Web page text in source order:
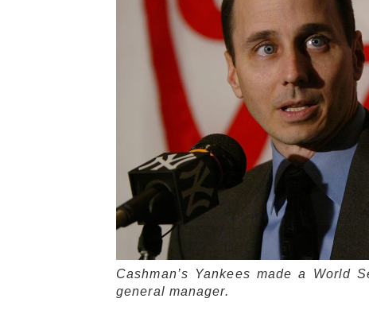
Cashman’s Yankees made a
general manager.